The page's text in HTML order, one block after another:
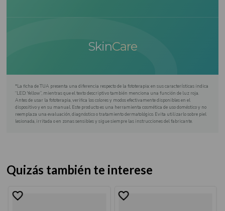
SkinCare
*La ficha de TUA presenta una diferencia respecto de la fototerapia: en sus características indica
“LED: Yellow”, mientras que el texto descriptivo también menciona una función de luz roja.
Antes de usar la fototerapia, verifica los colores y modos efectivamente disponibles en el
dispositivo y en su manual. Este producto es una herramienta cosmética de uso doméstico y no
reemplaza una evaluación, diagnóstico o tratamiento dermatológico. Evita utilizarlo sobre piel
lesionada, irritada o en zonas sensibles y sigue siempre las instrucciones del fabricante.
Quizás también te interese